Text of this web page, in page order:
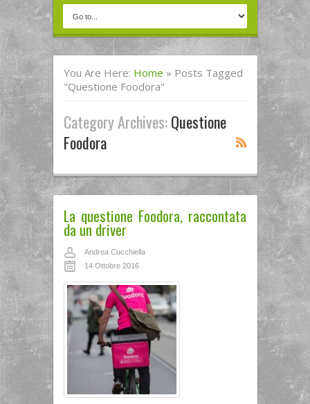
You Are Here: Home » Posts Tagged
"questione Foodora"
Category Archives:Questione
Foodora
La questione Foodora, raccontata
da un driver
Andrea Cucchiella
14 Ottobre 2016